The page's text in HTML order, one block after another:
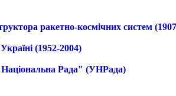
ракетно-космічних систем
(1952-2004)
Національна Рада" (УНРада)